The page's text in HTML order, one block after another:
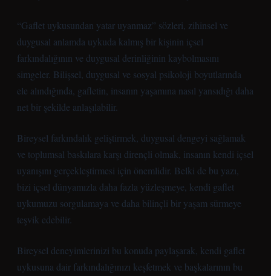
“Gaflet uykusundan yatar uyanmaz” sözleri, zihinsel ve
duygusal anlamda uykuda kalmış bir kişinin içsel
farkındalığının ve duygusal derinliğinin kaybolmasını
simgeler. Bilişsel, duygusal ve sosyal psikoloji boyutlarında
ele alındığında, gafletin, insanın yaşamına nasıl yansıdığı daha
net bir şekilde anlaşılabilir.
Bireysel farkındalık geliştirmek, duygusal dengeyi sağlamak
ve toplumsal baskılara karşı dirençli olmak, insanın kendi içsel
uyanışını gerçekleştirmesi için önemlidir. Belki de bu yazı,
bizi içsel dünyamızla daha fazla yüzleşmeye, kendi gaflet
uykumuzu sorgulamaya ve daha bilinçli bir yaşam sürmeye
teşvik edebilir.
Bireysel deneyimlerinizi bu konuda paylaşarak, kendi gaflet
uykusuna dair farkındalığınızı keşfetmek ve başkalarının bu